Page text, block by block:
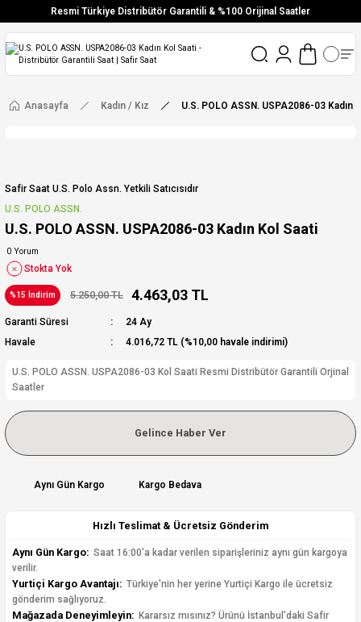
Resmi Türkiye Distribütör Garantili & %100 Orijinal Saatler
Vade Farksız 6 Taksit
Aynı Gün Stoktan Gönderim
Ücretsiz Kargo
Anasayfa Kadın / Kız U.S. POLO ASSN. USPA2086-03 Kadın
Safir Saat U.s. Polo Assn. Yetkili Satıcısıdır
U.S. POLO ASSN.
U.S. POLO ASSN. USPA2086-03 Kadın Kol Saati
0 Yorum
Stokta Yok
%15 İndirim 5.250,00 TL 4.463,03 TL
Garanti Süresi
24 Ay
Havale
4.016,72 TL (%10,00 havale indirimi)
U.S. POLO ASSN. USPA2086-03 Kol Saati Resmi Distribütör Garantili Orjinal
Saatler
Gelince Haber Ver
Aynı Gün Kargo Kargo Bedava
Hızlı Teslimat & Ücretsiz Gönderim
Aynı Gün Kargo: Saat 16:00'a kadar verilen siparişleriniz aynı gün kargoya
verilir.
Yurtiçi Kargo Avantajı: Türkiye'nin her yerine Yurtiçi Kargo ile ücretsiz
gönderim sağlıyoruz.
Mağazada Deneyimleyin: Kararsız mısınız? Ürünü İstanbul'daki Safir